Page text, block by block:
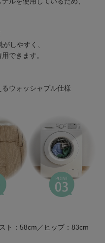
しやすく、
できます。
ウォッシャブル仕様
ト：58cm／ヒップ：83cm